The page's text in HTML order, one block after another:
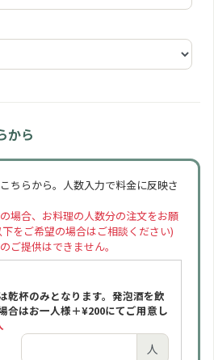
から
ちらから。人数入力で料金に反映さ
場合、お料理の人数分の注文をお願
をご希望の場合はご相談ください)
ご提供はできません。
乾杯のみとなります。発泡酒を飲
合はお一人様＋¥200にてご用意し
人